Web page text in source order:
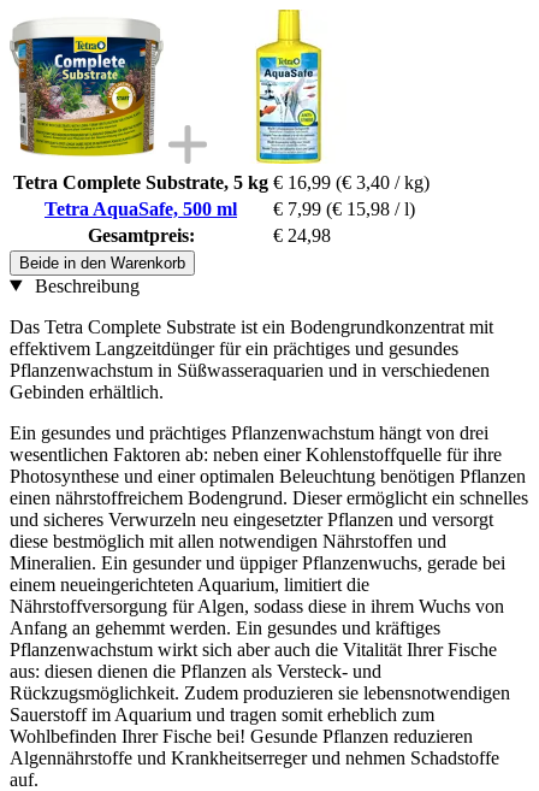
Tetra Complete Substrate, 5 kg € 16,99 (€ 3,40 / kg)
Tetra AquaSafe, 500 ml
€ 7,99 (€ 15,98 / l)
Gesamtpreis:
€ 24,98
Beide in den Warenkorb
Beschreibung
Das Tetra Complete Substrate ist ein Bodengrundkonzentrat mit
effektivem Langzeitdünger für ein prächtiges und gesundes
Pflanzenwachstum in Süßwasseraquarien und in verschiedenen
Gebinden erhältlich.
Ein gesundes und prächtiges Pflanzenwachstum hängt von drei
wesentlichen Faktoren ab: neben einer Kohlenstoffquelle für ihre
Photosynthese und einer optimalen Beleuchtung benötigen Pflanzen
einen nährstoffreichem Bodengrund. Dieser ermöglicht ein schnelles
und sicheres Verwurzeln neu eingesetzter Pflanzen und versorgt
diese bestmöglich mit allen notwendigen Nährstoffen und
Mineralien. Ein gesunder und üppiger Pflanzenwuchs, gerade bei
einem neueingerichteten Aquarium, limitiert die
Nährstoffversorgung für Algen, sodass diese in ihrem Wuchs von
Anfang an gehemmt werden. Ein gesundes und kräftiges
Pflanzenwachstum wirkt sich aber auch die Vitalität Ihrer Fische
aus: diesen dienen die Pflanzen als Versteck- und
Rückzugsmöglichkeit. Zudem produzieren sie lebensnotwendigen
Sauerstoff im Aquarium und tragen somit erheblich zum
Wohlbefinden Ihrer Fische bei! Gesunde Pflanzen reduzieren
Algennährstoffe und Krankheitserreger und nehmen Schadstoffe
auf.